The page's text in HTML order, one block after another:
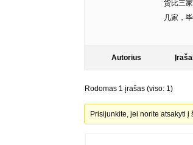
货比三
几家，
Autorius
Rodomas 1 įrašas (viso: 1)
Prisijunkite, jei norite atsakyti į